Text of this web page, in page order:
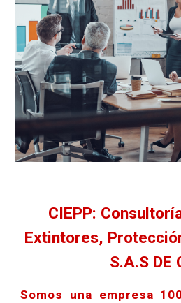
CIEPP:
Extintores,
S.A.S DE
Somos una empresa